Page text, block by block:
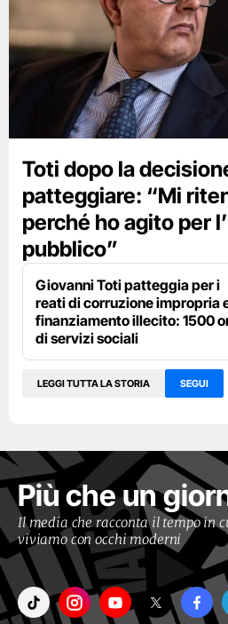
Toti dopo la
patteggiare: “Mi
perché ho agito per
pubblico”
Giovanni Toti patteggia per i
reati di corruzione impropria
finanziamento illecito: 1500
di servizi sociali
LEGGI TUTTA LA STORIA SEGUI
Più che un
Il media che racconta il tempo in
viviamo con occhi moderni